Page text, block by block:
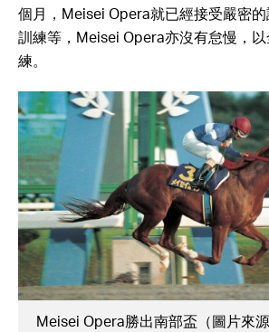
個月，Meisei Opera就已經接受嚴密
訓練等，Meisei Opera亦沒有怠慢，
練。
Meisei Opera勝出南部盃（圖片來